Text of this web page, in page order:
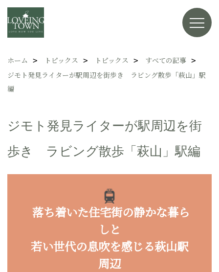
ホーム トピックス トピックス
すべての記事
ジモト発見ライターが駅周辺を街歩き ラビング散歩「萩山」駅
編
ジモト発見ライターが駅周辺を街
歩き ラビング散歩「萩山」駅編
落ち着いた住宅街の静かな暮ら
しと
若い世代の息吹を感じる萩山駅
周辺